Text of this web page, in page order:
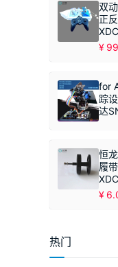
双
正
¥
for
踪
达
恒
履
¥
热门